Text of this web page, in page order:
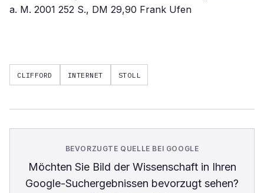
a. M. 2001 252 S., DM 29,90 Frank Ufen
CLIFFORD INTERNET STOLL
BEVORZUGTE QUELLE BEI GOOGLE
Möchten Sie Bild der Wissenschaftin Ihren
Google-Suchergebnissen bevorzugt sehen?